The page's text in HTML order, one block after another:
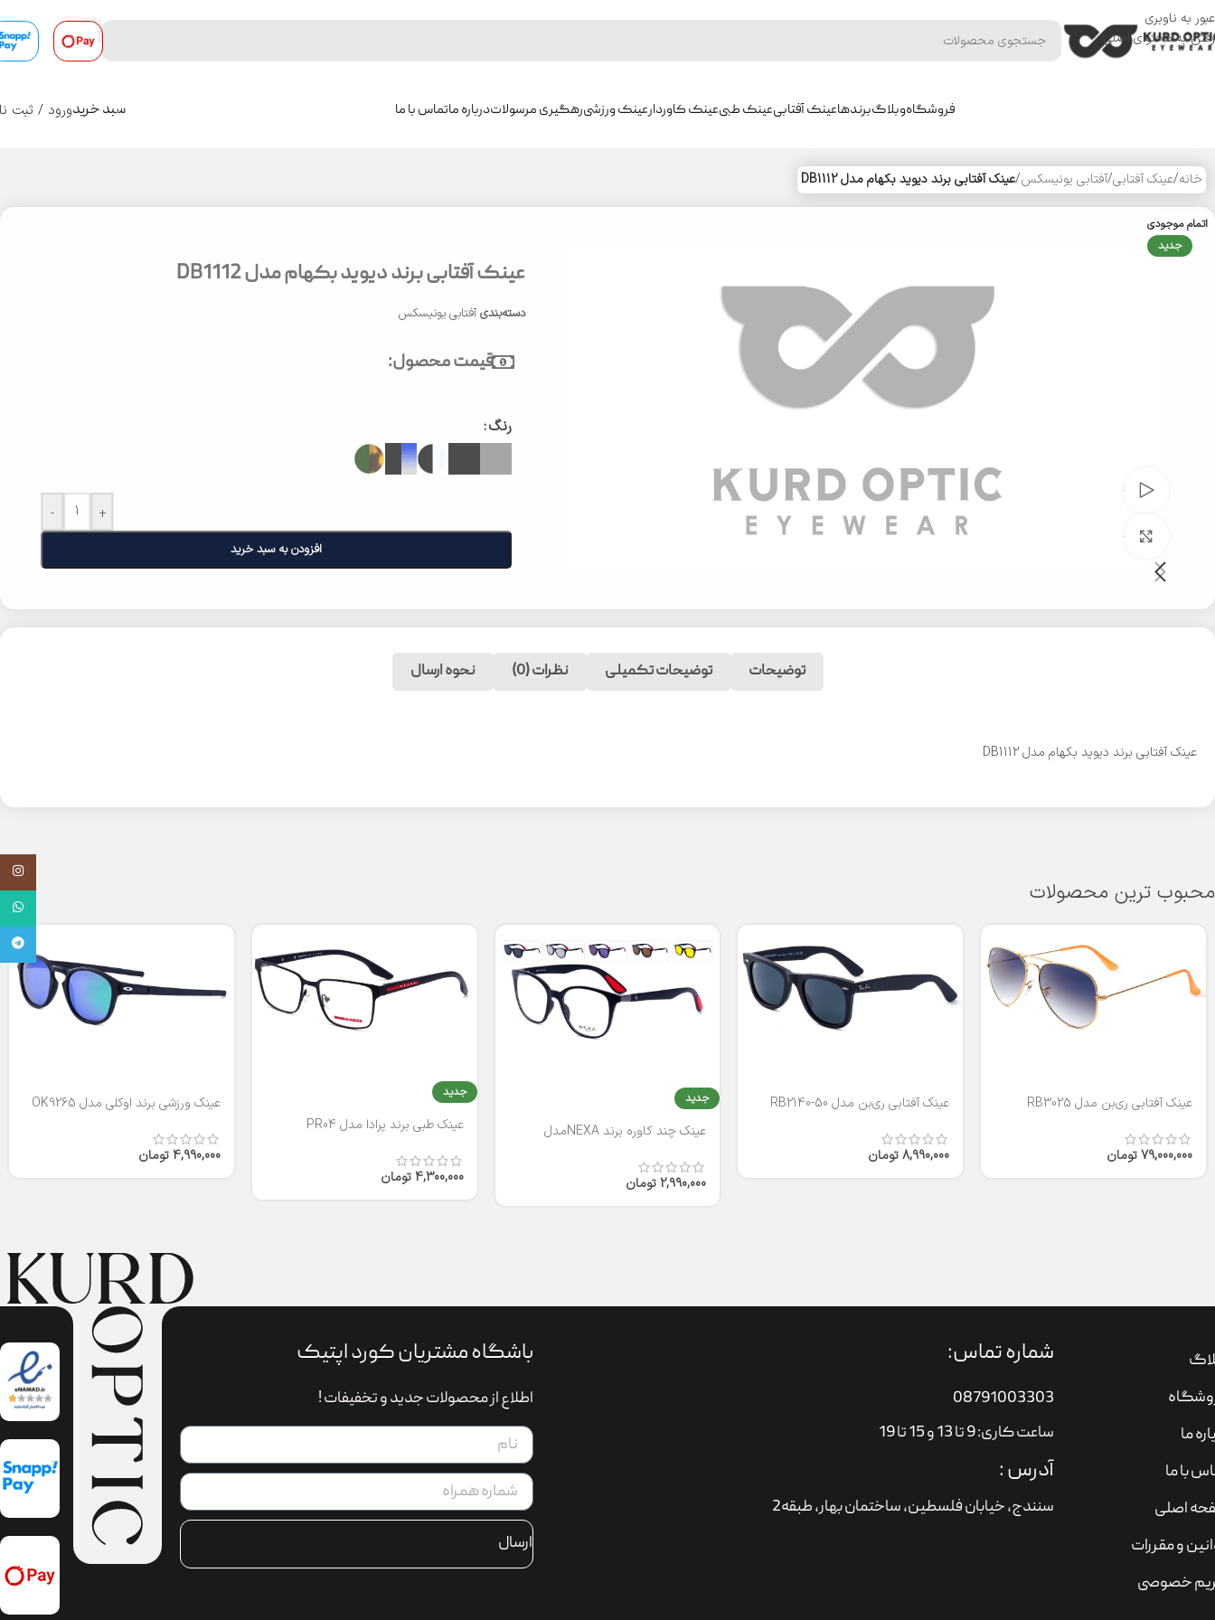
عبور به ناوبری
رفتن به محتوای اصلی
فروشگاهوبلاگبرندهاعینک آفتابیعینک طبیعینک کاوردارعینک ورزشیرهگیری مرسولاتدرباره ماتماس با ما 0
سبد خریدورود / ثبت
خانه/عینک آفتابی/آفتابی یونیسکس/عینک آفتابی برند دیوید بکهام مدل DB1112
اتمام موجودی
جدید
عینک آفتابی برند دیوید بکهام مدل DB1112
دسته‌بندی آفتابی یونیسکس
قیمت محصول:
رنگ
- +
افزودن به سبد خرید
توضیحات توضیحات تکمیلی نظرات (0) نحوه ارسال
عینک آفتابی برند دیوید بکهام مدل DB1112
محبوب ترین محصولات
عینک آفتابی ری‌بن مدل RB3025
79,000,000تومان
عینک آفتابی ری‌بن مدل RB2140-50
8,990,000 تومان
جدید
عینک چند کاوره برند NEXAمدل
2,990,000 تومان
جدید
عینک طبی برند پرادا مدل PR04
4,300,000 تومان
عینک ورزشی برند اوکلی مدل OK9265
4,990,000 تومان
ما
با ما
اصلی
و مقررات
خصوصی
شماره تماس:
08791003303
ساعت کاری: 9 تا 13 و 15 تا 19
آدرس :
سنندج، خیابان فلسطین،‌ ساختمان بهار، طبقه2
باشگاه مشتریان کورد اپتیک
اطلاع از محصولات جدید و تخفیفات !
ارسال
واتساپ
تلگرام